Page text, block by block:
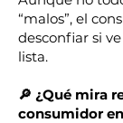
“malos”, el
desconfiar si
lista.
🔎 ¿Qué mira
consumidor